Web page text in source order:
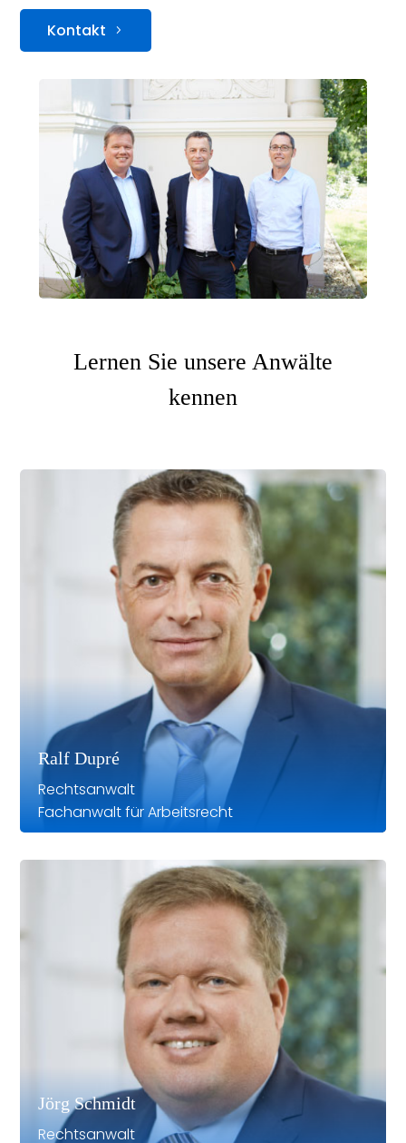
Kontakt
Lernen Sie unsere Anwälte
kennen
Ralf Dupré
Rechtsanwalt
Fachanwalt für Arbeitsrecht
Jörg Schmidt
Rechtsanwalt